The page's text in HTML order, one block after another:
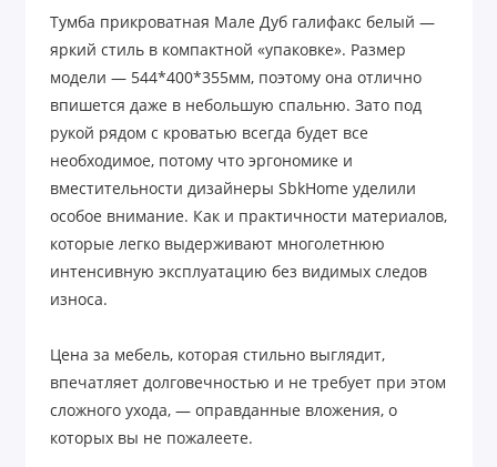
Тумба прикроватная Мале Дуб галифакс белый —
яркий стиль в компактной «упаковке». Размер
модели — 544*400*355мм, поэтому она отлично
впишется даже в небольшую спальню. Зато под
рукой рядом с кроватью всегда будет все
необходимое, потому что эргономике и
вместительности дизайнеры SbkHome уделили
особое внимание. Как и практичности материалов,
которые легко выдерживают многолетнюю
интенсивную эксплуатацию без видимых следов
износа.
Цена за мебель, которая стильно выглядит,
впечатляет долговечностью и не требует при этом
сложного ухода, — оправданные вложения, о
которых вы не пожалеете.